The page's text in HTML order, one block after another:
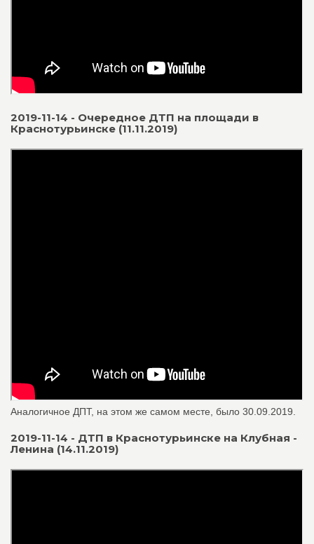
2019-11-14 - Очередное ДТП на площади в
Краснотурьинске (11.11.2019)
Аналогичное ДПТ, на этом же самом месте, было 30.09.2019.
2019-11-14 - ДТП в Краснотурьинске на Клубная -
Ленина (14.11.2019)